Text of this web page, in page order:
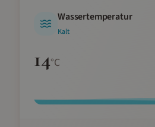
Wassertemperatur
Kalt
14°C